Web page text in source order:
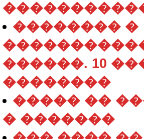
�������� �
������. 10
��������
����� ��
� �������